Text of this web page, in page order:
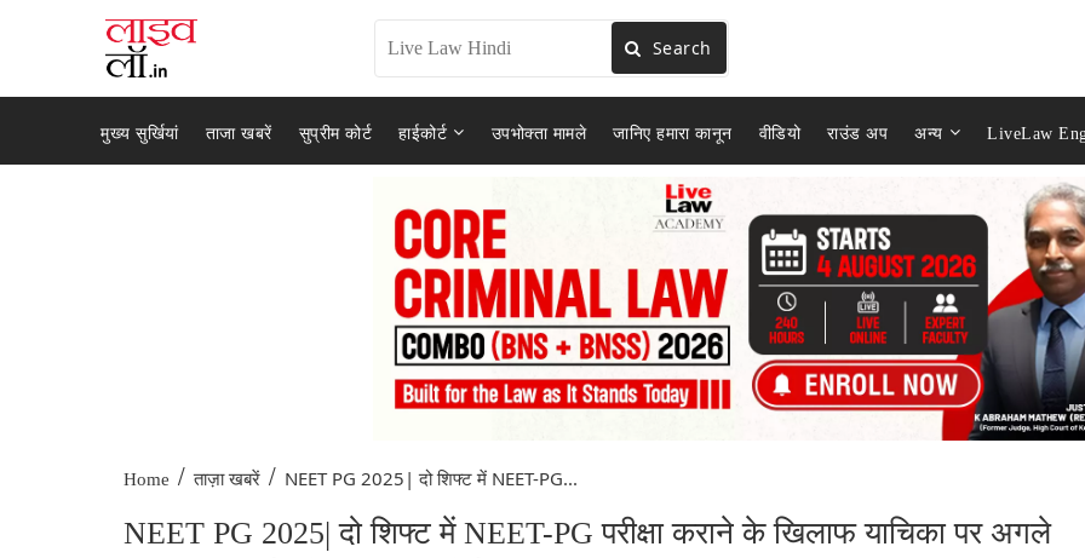
Search
मुख्य सुर्खियां ताजा खबरें सुप्रीम कोर्ट हाईकोर्ट उपभोक्ता मामले जानिए हमारा कानून वीडियो राउंड अप अन्य LiveLaw
Home / ताज़ा खबरें / NEET PG 2025| दो शिफ्ट में NEET-PG...
NEET PG 2025| दो शिफ्ट में NEET-PG परीक्षा कराने के खिलाफ याचिका पर अगले